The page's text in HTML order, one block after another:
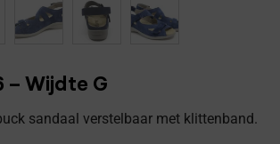
– Wijdte G
sandaal verstelbaar met klittenband.